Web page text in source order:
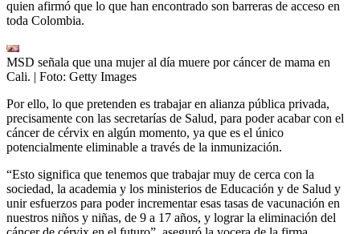
quien afirmó que lo que han encontrado son barreras de acceso en
toda Colombia.
MSD señala que una mujer al día muere por cáncer de mama en
Cali. | Foto: Getty Images
Por ello, lo que pretenden es trabajar en alianza pública privada,
precisamente con las secretarías de Salud, para poder acabar con el
cáncer de cérvix en algún momento, ya que es el único
potencialmente eliminable a través de la inmunización.
“Esto significa que tenemos que trabajar muy de cerca con la
sociedad, la academia y los ministerios de Educación y de Salud y
unir esfuerzos para poder incrementar esas tasas de vacunación en
nuestros niños y niñas, de 9 a 17 años, y lograr la eliminación del